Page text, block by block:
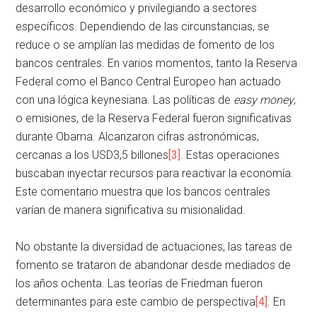
desarrollo económico y privilegiando a sectores
específicos. Dependiendo de las circunstancias, se
reduce o se amplían las medidas de fomento de los
bancos centrales. En varios momentos, tanto la Reserva
Federal como el Banco Central Europeo han actuado
con una lógica keynesiana. Las políticas de easy money,
o emisiones, de la Reserva Federal fueron significativas
durante Obama. Alcanzaron cifras astronómicas,
cercanas a los USD3,5 billones[3] . Estas operaciones
buscaban inyectar recursos para reactivar la economía.
Este comentario muestra que los bancos centrales
varían de manera significativa su misionalidad.
No obstante la diversidad de actuaciones, las tareas de
fomento se trataron de abandonar desde mediados de
los años ochenta. Las teorías de Friedman fueron
determinantes para este cambio de perspectiva[4] . En